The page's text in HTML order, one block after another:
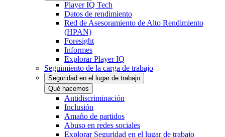
Player IQ Tech
Datos de rendimiento
Red de Asesoramiento de Alto Rendimiento
(HPAN)
Foresight
Informes
Explorar Player IQ
Seguimiento de la carga de trabajo
Seguridad en el lugar de trabajo
Qué hacemos
Antidiscriminación
Inclusión
Amaño de partidos
Abuso en redes sociales
Explorar Seguridad en el lugar de trabajo